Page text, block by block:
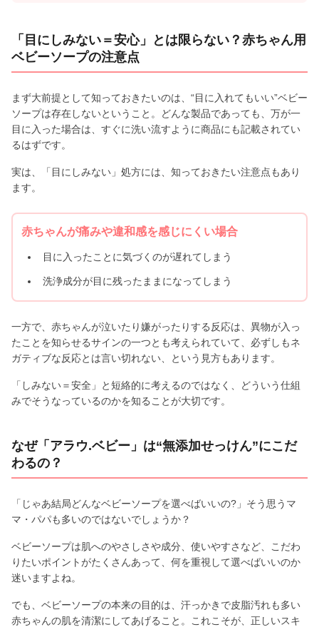
「目にしみない＝安心」とは限らない？赤ちゃん用
ベビーソープの注意点
まず大前提として知っておきたいのは、“目に入れてもいい”ベビー
ソープは存在しないということ。どんな製品であっても、万が一
目に入った場合は、すぐに洗い流すように商品にも記載されてい
るはずです。
実は、「目にしみない」処方には、知っておきたい注意点もあり
ます。
赤ちゃんが痛みや違和感を感じにくい場合
目に入ったことに気づくのが遅れてしまう
洗浄成分が目に残ったままになってしまう
一方で、赤ちゃんが泣いたり嫌がったりする反応は、異物が入っ
たことを知らせるサインの一つとも考えられていて、必ずしもネ
ガティブな反応とは言い切れない、という見方もあります。
「しみない＝安全」と短絡的に考えるのではなく、どういう仕組
みでそうなっているのかを知ることが大切です。
なぜ「アラウ.ベビー」は“無添加せっけん”にこだ
わるの？
「じゃあ結局どんなベビーソープを選べばいいの?」そう思うマ
マ・パパも多いのではないでしょうか？
ベビーソープは肌へのやさしさや成分、使いやすさなど、こだわ
りたいポイントがたくさんあって、何を重視して選べばいいのか
迷いますよね。
でも、ベビーソープの本来の目的は、汗っかきで皮脂汚れも多い
赤ちゃんの肌を清潔にしてあげること。これこそが、正しいスキ